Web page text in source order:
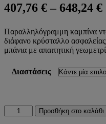
407,76 € – 648,24 €
Παραλληλόγραμμη καμπίνα
διάφανο κρύσταλλο
μπάνια με απαιτητική
Διαστάσεις
ΚΑΜΠΙΝΑ
ΝΤΟΥΣΙΕΡΑΣ
Προσθήκη στο καλάθι